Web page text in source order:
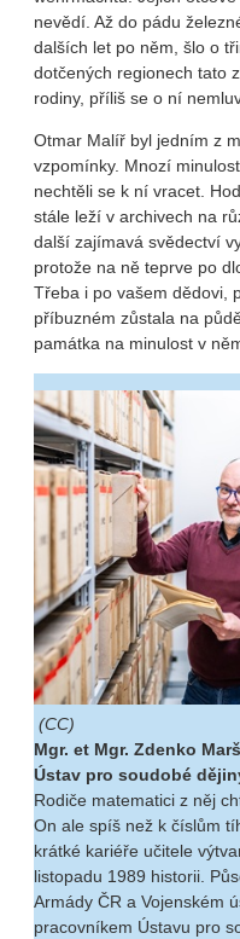
nevědí. Až do pádu
dalších let po něm, šlo o
dotčených regionech tato
rodiny, příliš se o ní
Otmar Malíř byl jedním z
vzpomínky. Mnozí
nechtěli se k ní vracet.
stále leží v archivech na
další zajímavá svědectví
protože na ně teprve po
Třeba i po vašem dědovi,
příbuzném zůstala na
památka na minulost v
(CC)
Mgr. et Mgr. Zdenko
Ústav pro soudobé
Rodiče matematici z něj
On ale spíš než k číslům
krátké kariéře učitele
listopadu 1989 historii.
Armády ČR a Vojenském
pracovníkem Ústavu pro